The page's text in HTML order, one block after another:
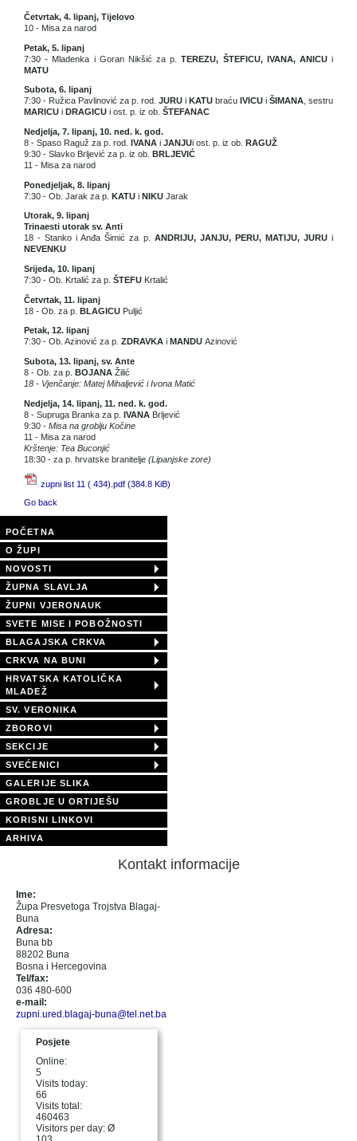
Četvrtak, 4. lipanj, Tijelovo
10 - Misa za narod
Petak, 5. lipanj
7:30 - Mladenka i Goran Nikšić za p.TEREZU, ŠTEFICU, IVANA, ANICUi
MATU
Subota, 6. lipanj
7:30 - Ružica Pavlinović za p. rod. JURU i KATU braću IVICU i ŠIMANA, sestru
MARICU i DRAGICU i ost. p. iz ob. ŠTEFANAC
Nedjelja, 7. lipanj, 10. ned. k. god.
8 - Spaso Raguž za p. rod. IVANA i JANJUi ost. p. iz ob. RAGUŽ
9:30 - Slavko Brljević za p. iz ob. BRLJEVIĆ
11 - Misa za narod
Ponedjeljak, 8. lipanj
7:30 - Ob. Jarak za p. KATU i NIKU Jarak
Utorak, 9. lipanj
Trinaesti utorak sv. Anti
18 - Stanko i Anđa Šimić za p. ANDRIJU, JANJU, PERU, MATIJU, JURUi
NEVENKU
Srijeda, 10. lipanj
7:30 - Ob. Krtalić za p. ŠTEFU Krtalić
Četvrtak, 11. lipanj
18 - Ob. za p. BLAGICU Puljić
Petak, 12. lipanj
7:30 - Ob. Azinović za p. ZDRAVKA i MANDU Azinović
Subota, 13. lipanj, sv. Ante
8 - Ob. za p. BOJANA Žilić
18 - Vjenčanje: Matej Mihaljević i Ivona Matić
Nedjelja, 14. lipanj, 11. ned. k. god.
8 - Supruga Branka za p. IVANA Brljević
9:30 - Misa na groblju Kočine
11 - Misa za narod
Krštenje: Tea Buconjić
18:30 - za p. hrvatske branitelje (Lipanjske zore)
zupni list 11 ( 434).pdf (384.8 KiB)
Go back
POČETNA
O ŽUPI
NOVOSTI
ŽUPNA SLAVLJA
ŽUPNI VJERONAUK
SVETE MISE I POBOŽNOSTI
BLAGAJSKA CRKVA
CRKVA NA BUNI
HRVATSKA KATOLIČKA
MLADEŽ
SV. VERONIKA
ZBOROVI
SEKCIJE
SVEĆENICI
GALERIJE SLIKA
GROBLJE U ORTIJEŠU
KORISNI LINKOVI
ARHIVA
Kontakt informacije
Ime:
Župa Presvetoga Trojstva Blagaj-
Buna
Adresa:
Buna bb
88202 Buna
Bosna i Hercegovina
Tel/fax:
036 480-600
e-mail:
zupni.ured.blagaj-buna@tel.net.ba
Posjete
Online:
5
Visits today:
66
Visits total:
460463
Visitors per day: Ø